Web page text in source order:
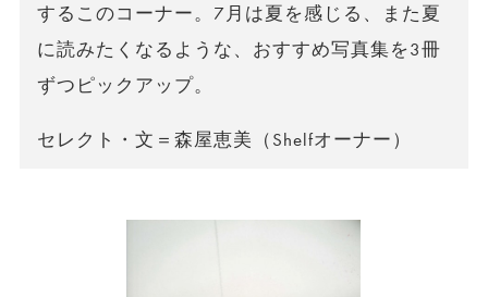
するこのコーナー。7月は夏を感じる、また夏
に読みたくなるような、おすすめ写真集を3冊
ずつピックアップ。
セレクト・文＝森屋恵美（Shelfオーナー）